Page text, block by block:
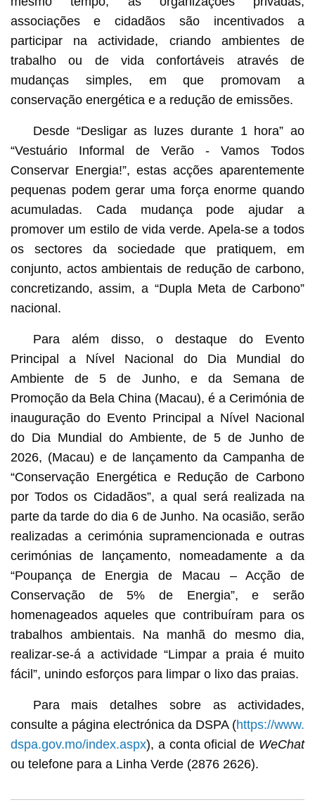
associações e cidadãos são incentivados a
participar na actividade, criando ambientes de
trabalho ou de vida confortáveis através de
mudanças simples, em que promovam a
conservação energética e a redução de emissões.
Desde “Desligar as luzes durante 1 hora” ao
“Vestuário Informal de Verão - Vamos Todos
Conservar Energia!”, estas acções aparentemente
pequenas podem gerar uma força enorme quando
acumuladas. Cada mudança pode ajudar a
promover um estilo de vida verde. Apela-se a todos
os sectores da sociedade que pratiquem, em
conjunto, actos ambientais de redução de carbono,
concretizando, assim, a “Dupla Meta de Carbono”
nacional.
Para além disso, o destaque do Evento
Principal a Nível Nacional do Dia Mundial do
Ambiente de 5 de Junho, e da Semana de
Promoção da Bela China (Macau), é a Cerimónia de
inauguração do Evento Principal a Nível Nacional
do Dia Mundial do Ambiente, de 5 de Junho de
2026, (Macau) e de lançamento da Campanha de
“Conservação Energética e Redução de Carbono
por Todos os Cidadãos”, a qual será realizada na
parte da tarde do dia 6 de Junho. Na ocasião, serão
realizadas a cerimónia supramencionada e outras
cerimónias de lançamento, nomeadamente a da
“Poupança de Energia de Macau – Acção de
Conservação de 5% de Energia”, e serão
homenageados aqueles que contribuíram para os
trabalhos ambientais. Na manhã do mesmo dia,
realizar-se-á a actividade “Limpar a praia é muito
fácil”, unindo esforços para limpar o lixo das praias.
Para mais detalhes sobre as actividades,
consulte a página electrónica da DSPA (https://www.
dspa.gov.mo/index.aspx), a conta oficial de WeChat
ou telefone para a Linha Verde (2876 2626).